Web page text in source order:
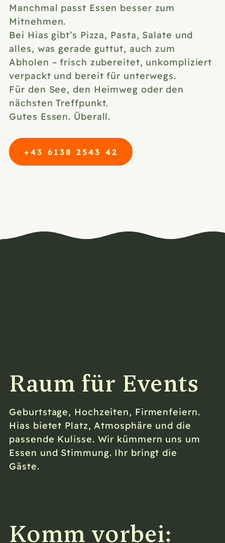
Manchmal passt Essen besser zum
Mitnehmen.
Bei Hias gibt’s Pizza, Pasta, Salate und
alles, was gerade guttut, auch zum
Abholen – frisch zubereitet, unkompliziert
verpackt und bereit für unterwegs.
Für den See, den Heimweg oder den
nächsten Treffpunkt.
Gutes Essen. Überall.
+43 6138 2543 42
Raum für Events
Geburtstage, Hochzeiten, Firmenfeiern.
Hias bietet Platz, Atmosphäre und die
passende Kulisse. Wir kümmern uns um
Essen und Stimmung. Ihr bringt die
Gäste.
Komm vorbei: